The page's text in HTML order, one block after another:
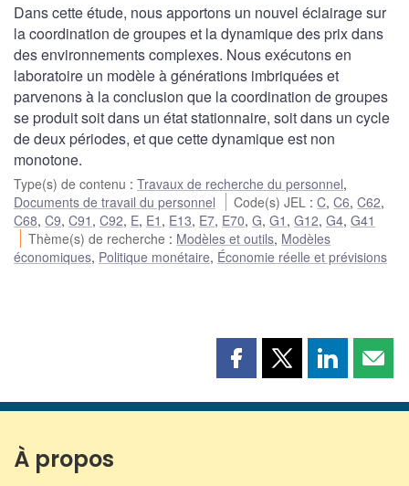
Dans cette étude, nous apportons un nouvel éclairage sur
la coordination de groupes et la dynamique des prix dans
des environnements complexes. Nous exécutons en
laboratoire un modèle à générations imbriquées et
parvenons à la conclusion que la coordination de groupes
se produit soit dans un état stationnaire, soit dans un cycle
de deux périodes, et que cette dynamique est non
monotone.
Type(s) de contenu : Travaux de recherche du personnel,
Documents de travail du personnel
Code(s) JEL :C,C6,C62,
C68, C9, C91 , C92, E, E1 , E13, E7, E70, G, G1 , G12, G4, G41
Thème(s) de recherche : Modèles et outils, Modèles
économiques, Politique monétaire, Économie réelle et prévisions
Partager
page
Partager
page
Partager
page page
À propos